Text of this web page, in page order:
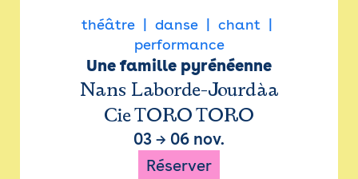
théâtre danse
chant
performance
Une famille pyrénéenne
Nans Laborde-Jourdàa
Cie TORO TORO
03 → 06 nov.
Réserver